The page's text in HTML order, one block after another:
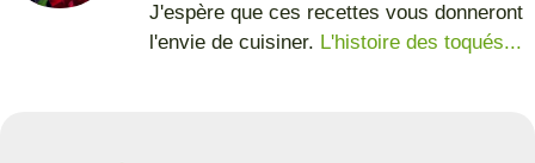
J'espère que ces recettes vous donneront
l'envie de cuisiner. L'histoire des toqués...